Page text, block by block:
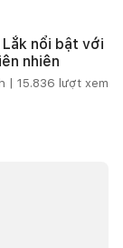
Lắk nổi bật với
nhiên
| 15.836 lượt xem